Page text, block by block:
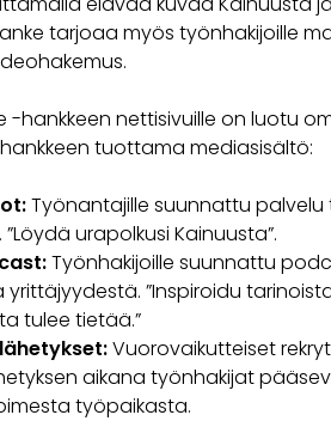
tarjoaa myös työnhakijoille
-hankkeen nettisivuille on luotu
tuottama mediasisältö:
Työnantajille suunnattu
urapolkusi Kainuusta”.
Työnhakijoille suunnattu
”Inspiroidu
tulee tietää.”
Vuorovaikutteiset
aikana työnhakijat
työpaikasta.